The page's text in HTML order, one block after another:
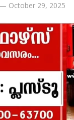
October 29, 2025